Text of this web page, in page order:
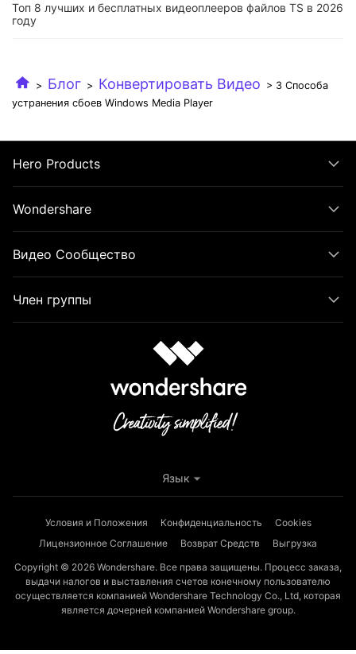
Топ 8 лучших и бесплатных видеоплееров файлов TS в 2026
году
> Блог > Конвертировать Видео > 3 Способа
устранения сбоев Windows Media Player
Hero Products
Wondershare
Видео Сообщество
Член группы
Условия и Положения Конфиденциальность
Cookies
Лицензионное Соглашение
Возврат Средств
Выгрузка
Copyright © 2026 Wondershare. Все права защищены. Процесс заказа,
выдачи налогов и выставления счетов конечному пользователю
осуществляется компанией Wondershare Technology Co., Ltd, которая
является дочерней компанией Wondershare group.
Язык